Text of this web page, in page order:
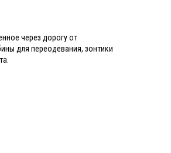
через дорогу от
для переодевания, зонтики